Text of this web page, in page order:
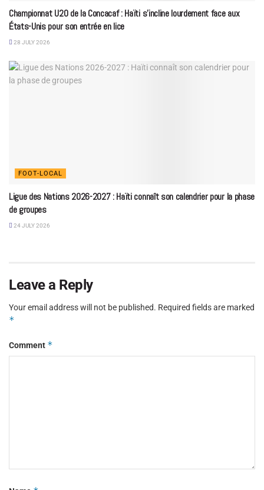
Championnat U20 de la Concacaf : Haïti s’incline lourdement face aux
États-Unis pour son entrée en lice
28 JULY 2026
FOOT-LOCAL
Ligue des Nations 2026-2027 : Haïti connaît son calendrier pour la phase
de groupes
24 JULY 2026
Leave a Reply
Your email address will not be published. Required fields are marked
*
Comment *